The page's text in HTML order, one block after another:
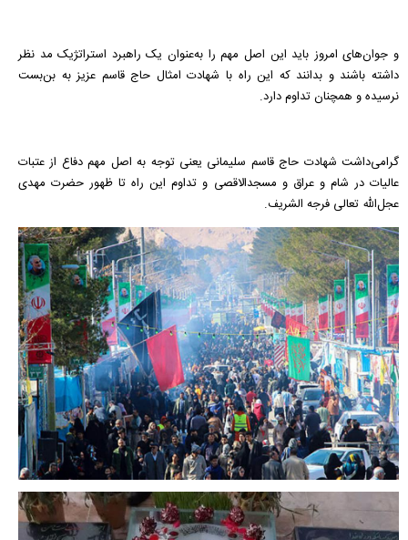
و جوان‌های امروز باید این اصل مهم را به‌عنوان یک راهبرد استراتژیک مد نظر
داشته باشند و بدانند که این راه با شهادت امثال حاج قاسم عزیز به بن‌بست
نرسیده و همچنان تداوم دارد.
گرامی‌داشت شهادت حاج قاسم سلیمانی یعنی توجه به اصل مهم دفاع از عتبات
عالیات در شام و عراق و مسجد‌الاقصی و تداوم این راه تا ظهور حضرت مهدی
عجل‌الله تعالی فرجه الشریف.